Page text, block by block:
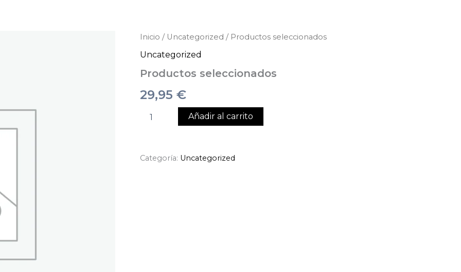
Inicio / Uncategorized / Productos seleccionados
Uncategorized
Productos seleccionados
29,95 €
Productos
cantidad
Añadir al carrito
Categoría: Uncategorized